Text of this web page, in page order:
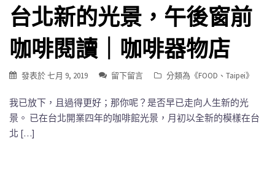
台北新的光景，午後窗前
咖啡閱讀｜咖啡器物店
發表於七月 9, 2019 留下留言 分類為《FOOD 、 Taipei》
我已放下，且過得更好；那你呢？是否早已走向人生新的光
景。 已在台北開業四年的咖啡館光景，月初以全新的模樣在台
北 […]